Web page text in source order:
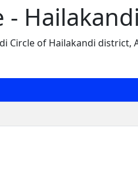
- Hailakandi
Circle of Hailakandi